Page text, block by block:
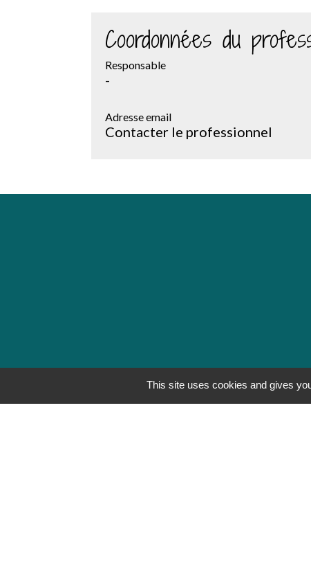
Coordonnées du
Responsable
-
Adresse email
Contacter le professionnel
This site uses cookies and gives